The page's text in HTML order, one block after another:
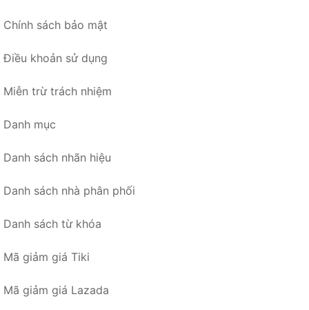
Chính sách bảo mật
Điều khoản sử dụng
Miễn trừ trách nhiệm
Danh mục
Danh sách nhãn hiệu
Danh sách nhà phân phối
Danh sách từ khóa
Mã giảm giá Tiki
Mã giảm giá Lazada